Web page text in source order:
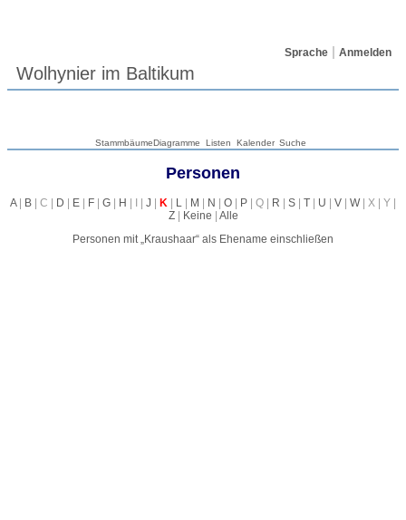
Sprache Anmelden
Wolhynier im Baltikum
StammbäumeDiagramme Listen Kalender Suche
Personen
A| B | C | D | E | F | G | H | I | J | K | L | M | N | O | P | Q | R | S | T | U | V | W| X | Y |
Z| Keine | Alle
Personen mit „Kraushaar“ als Ehename einschließen